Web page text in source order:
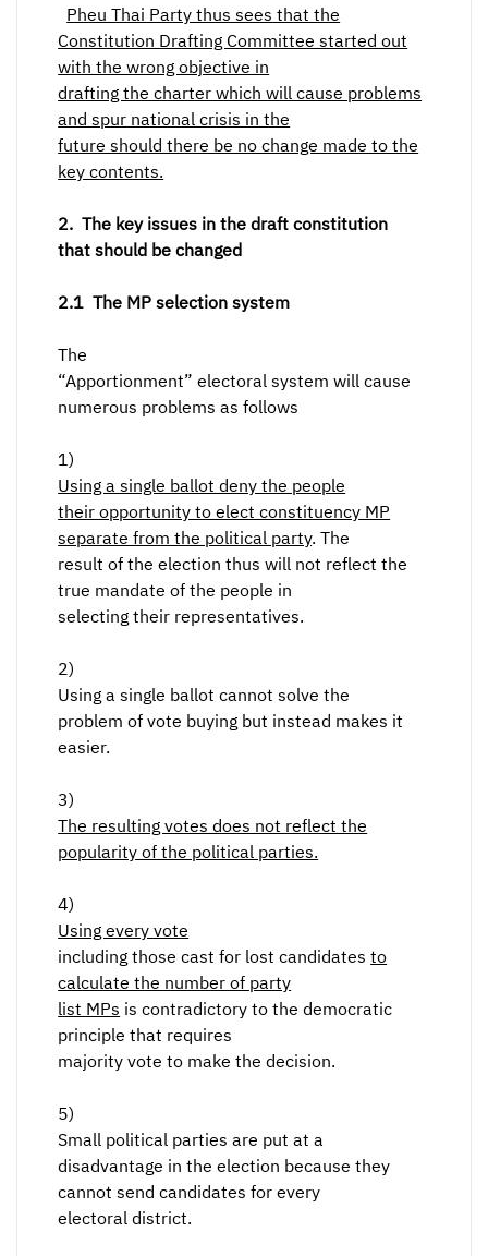
Pheu Thai Party thus sees that the
Constitution Drafting Committee started out
with the wrong objective in
drafting the charter which will cause problems
and spur national crisis in the
future should there be no change made to the
key contents.
2. The key issues in the draft constitution
that should be changed
2.1 The MP selection system
The
“Apportionment” electoral system will cause
numerous problems as follows
1)
Using a single ballot deny the people
their opportunity to elect constituency MP
separate from the political party. The
result of the election thus will not reflect the
true mandate of the people in
selecting their representatives.
2)
Using a single ballot cannot solve the
problem of vote buying but instead makes it
easier.
3)
The resulting votes does not reflect the
popularity of the political parties.
4)
Using every vote
including those cast for lost candidatesto
calculate the number of party
list MPsis contradictory to the democratic
principle that requires
majority vote to make the decision.
5)
Small political parties are put at a
disadvantage in the election because they
cannot send candidates for every
electoral district.